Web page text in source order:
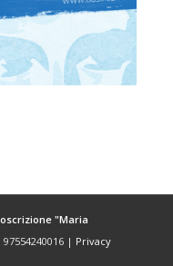
"Maria
| Privacy